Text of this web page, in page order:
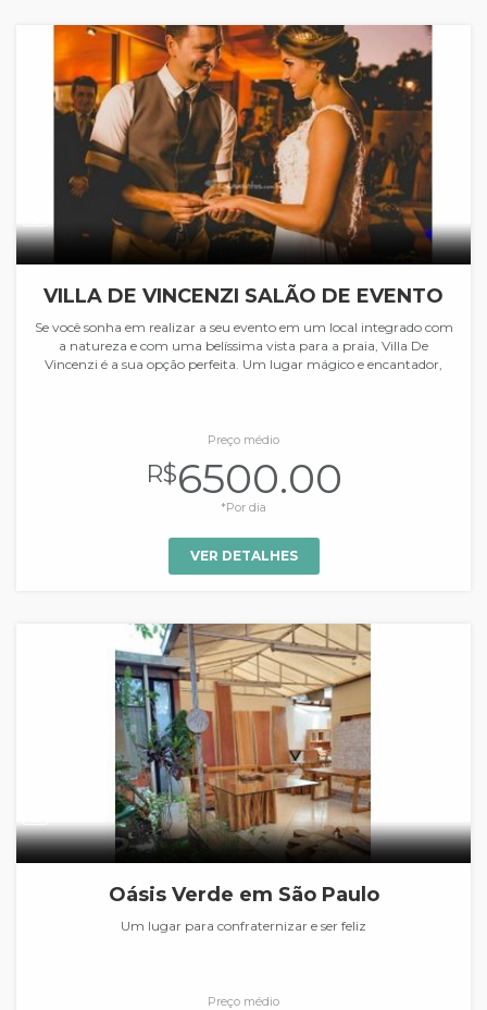
VILLA DE VINCENZI SALÃO DE EVENTO
Se você sonha em realizar a seu evento em um local integrado com
a natureza e com uma belíssima vista para a praia, Villa De
Vincenzi é a sua opção perfeita. Um lugar mágico e encantador,
Preço médio
R$6500.00
*Por dia
VER DETALHES
Oásis Verde em São Paulo
Um lugar para confraternizar e ser feliz
Preço médio